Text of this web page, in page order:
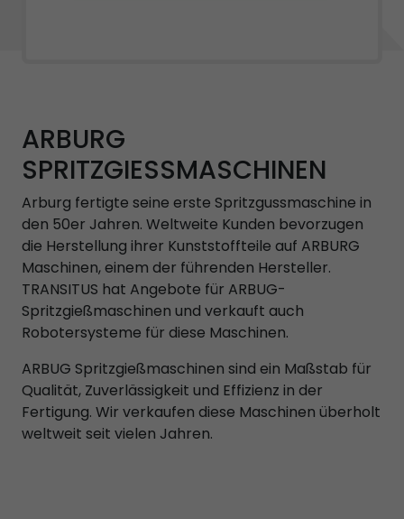
ARBURG
SPRITZGIESSMASCHINEN
Arburg fertigte seine erste Spritzgussmaschine in
den 50er Jahren. Weltweite Kunden bevorzugen
die Herstellung ihrer Kunststoffteile auf ARBURG
Maschinen, einem der führenden Hersteller.
TRANSITUS hat Angebote für ARBUG-
Spritzgießmaschinen und verkauft auch
Robotersysteme für diese Maschinen.
ARBUG Spritzgießmaschinen sind ein Maßstab für
Qualität, Zuverlässigkeit und Effizienz in der
Fertigung. Wir verkaufen diese Maschinen überholt
weltweit seit vielen Jahren.